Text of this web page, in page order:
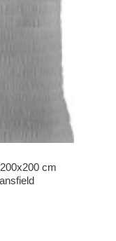
cm